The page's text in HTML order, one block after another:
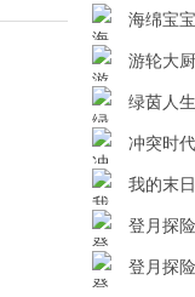
绵宝宝大闹
海绵宝
宝大闹蟹堡
游轮大
版v1.0.3安卓
绿茵人
思版 v1.0.4
冲突时
突时代世界
载
我的末
官方版登月探
(Moon登月探